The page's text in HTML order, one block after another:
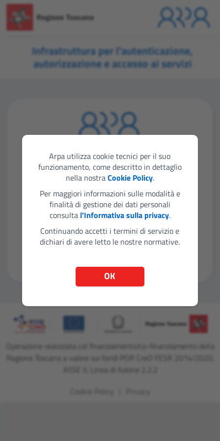
Infrastruttura per l'autenticazione,
autorizzazione e accesso ai servizi
vuoi utilizzare per accedere
Entra con CIE
Operazione realizzata col finanziamento/co-finanziamento della
Regione Toscana a valere sui fondi POR CreO FESR 2014/2020,
Arpa utilizza cookie tecnici per il suo
funzionamento, come descritto in dettaglio
nella nostraCookie Policy.
Per maggiori informazioni sulle modalità e
finalità di gestione dei dati personali
consulta l'Informativa sulla privacy.
Continuando accetti i termini di servizio e
dichiari di avere letto le nostre normative.
OK